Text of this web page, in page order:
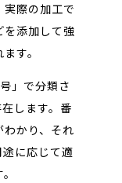
際の加工で
を添加して強
す。
」で分類さ
します。番
かり、それ
に応じて適